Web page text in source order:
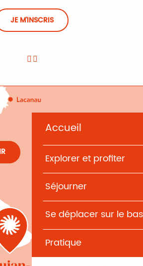
Accueil
Explorer et profiter
Séjourner
Se déplacer sur le
Pratique
JE M'INSCRIS